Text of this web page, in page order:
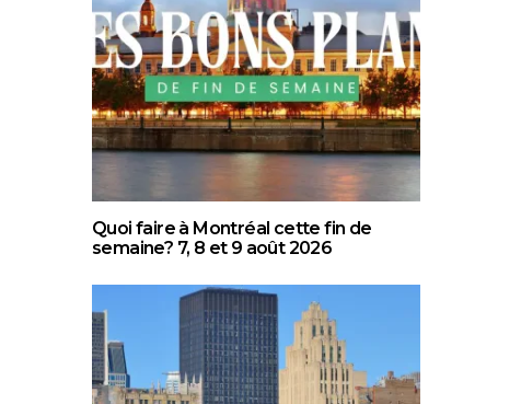
Quoi faire à Montréal cette fin de
semaine? 7, 8 et 9 août 2026